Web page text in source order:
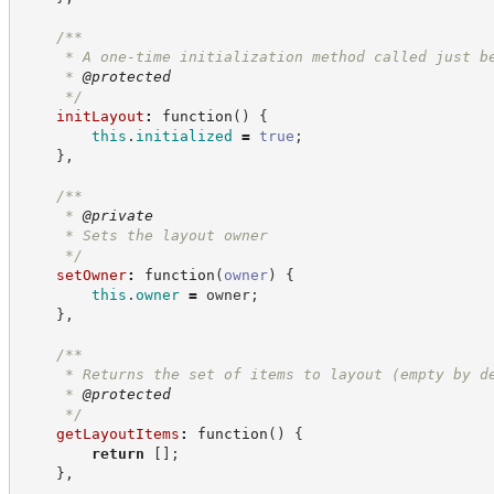
/**
* A one-time initialization method called just
* @protected
*/
initLayout : function ( )
{
this . initialized = true ;
} ,
/**
* @private
* Sets the layout owner
*/
setOwner: function ( owner)
{
this . owner = owner;
} ,
/**
* Returns the set of items to layout (empty by
* @protected
*/
getLayoutItems : function ( )
{
return
[ ] ;
} ,